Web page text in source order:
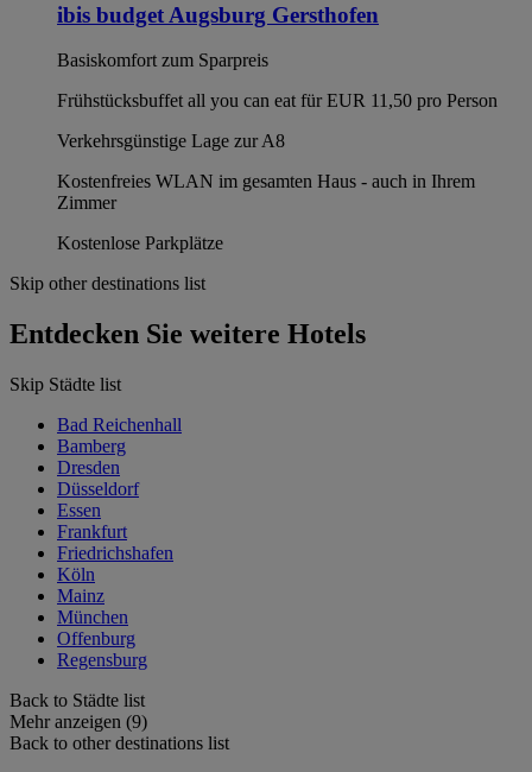
ibis budget Augsburg Gersthofen
Basiskomfort zum Sparpreis
Frühstücksbuffet all you can eat für EUR 11,50 pro Person
Verkehrsgünstige Lage zur A8
Kostenfreies WLAN im gesamten Haus - auch in Ihrem
Zimmer
Kostenlose Parkplätze
Skip other destinations list
Entdecken Sie weitere Hotels
Skip Städte list
Bad Reichenhall
Bamberg
Dresden
Düsseldorf
Essen
Frankfurt
Friedrichshafen
Köln
Mainz
München
Offenburg
Regensburg
Back to Städte list
Mehr anzeigen (9)
Back to other destinations list